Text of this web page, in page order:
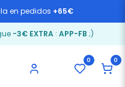
en pedidos +65€
-3€ EXTRA: APP-FB ;)
0 0